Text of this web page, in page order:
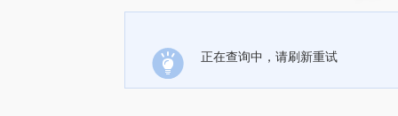
正在查询中，请刷新重试